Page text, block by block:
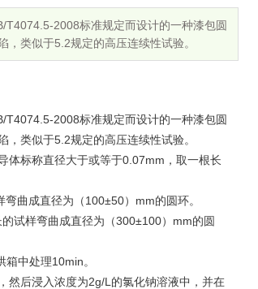
2008标准规定而设计的一种漆包圆
类似于5.2规定的高压连续性试验。
2008标准规定而设计的一种漆包圆
类似于5.2规定的高压连续性试验。
体标称直径大于或等于0.07mm，取一根长
曲成直径为（100±50）mm的圆环。
试样弯曲成直径为（300±100）mm的圆
中处理10min。
然后浸入浓度为2g/L的氯化钠溶液中，并在